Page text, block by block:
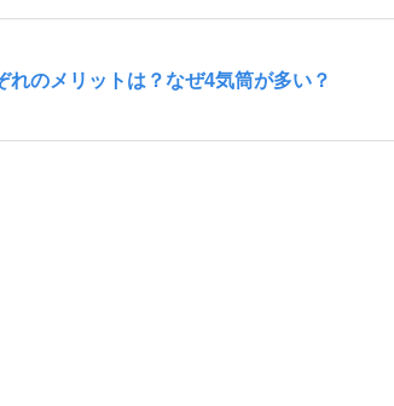
のメリットは？なぜ4気筒が多い？